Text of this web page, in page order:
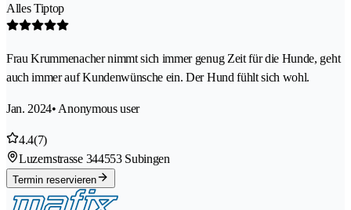
Alles Tiptop
Frau Krummenacher nimmt sich immer genug Zeit für die Hunde, geht
auch immer auf Kundenwünsche ein. Der Hund fühlt sich wohl.
Jan. 2024• Anonymous user
4.4(7)
Luzernstrasse 344553 Subingen
Termin reservieren